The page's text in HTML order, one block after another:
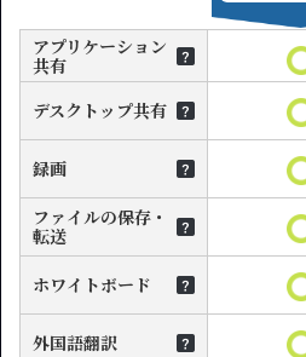
アプリケーション
共有
デスクトップ共有
録画
ファイルの保存・
転送
ホワイトボード
外国語翻訳